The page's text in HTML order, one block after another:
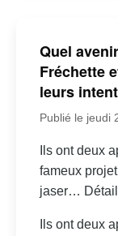
Quel
Fréchette
leurs
Publié le jeudi
Ils ont deux
fameux
jaser…
Ils ont deux